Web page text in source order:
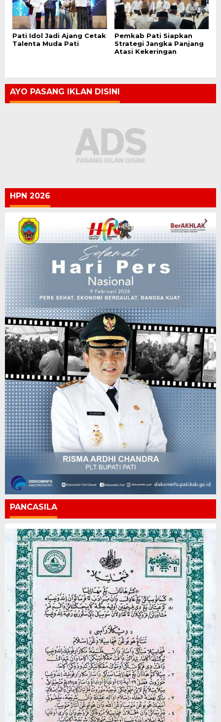
Pati Idol Jadi Ajang Cetak
Talenta Muda Pati
Pemkab Pati Siapkan
Strategi Jangka Panjang
Atasi Kekeringan
AYO PASANG IKLAN DISINI
HPN 2026
PANCASILA